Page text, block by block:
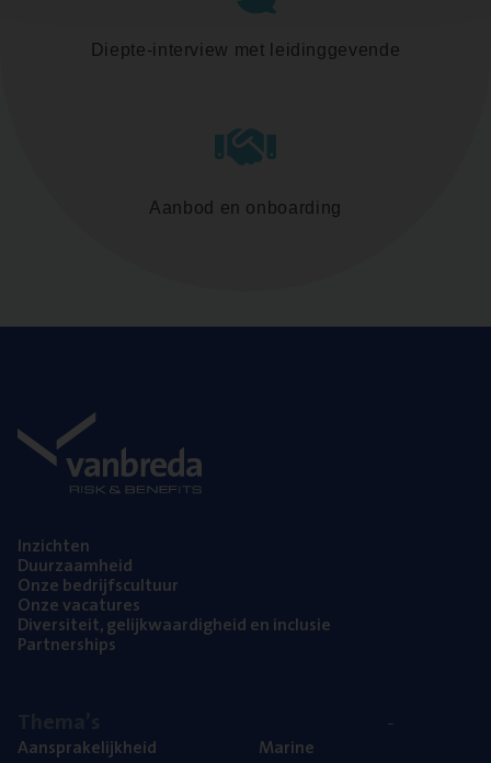
Diepte-interview met leidinggevende
Aanbod en onboarding
Inzich­ten
Duur­zaam­heid
Onze bedrijfs­cul­tuur
Onze vaca­tu­res
Diver­si­teit, gelijk­waar­dig­heid en inclusie
Part­ner­ships
Aan­spra­ke­lijk­heid
Mari­ne